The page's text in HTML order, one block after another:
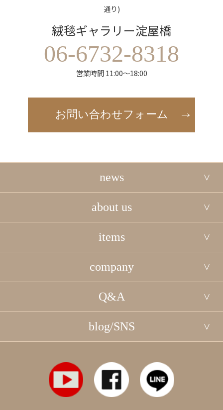
通り)
絨毯ギャラリー淀屋橋
06-6732-8318
営業時間 11:00～18:00
お問い合わせフォーム
news
about us
items
company
Q&A
blog/SNS